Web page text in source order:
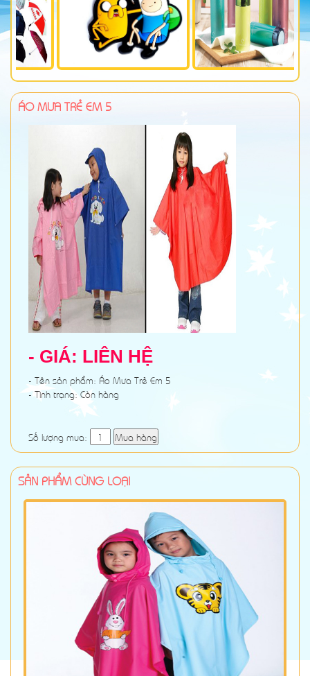
ÁO MƯA TRẺ EM 5
- GIÁ: LIÊN HỆ
- Tên sản phẩm: Áo Mưa Trẻ Em 5
- Tình trạng: Còn hàng
Số lượng mua: Mua hàng
SẢN PHẨM CÙNG LOẠI